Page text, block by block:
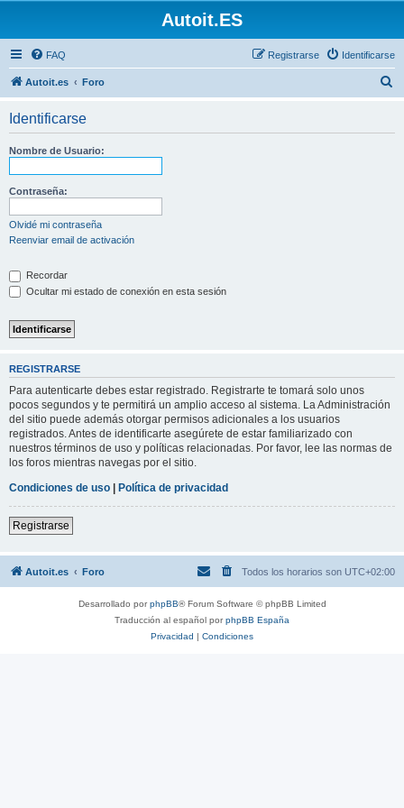
Autoit.ES
FAQ Identificarse
Registrarse
Autoit.es Foro
Identificarse
Nombre de Usuario:
Contraseña:
Olvidé mi contraseña
Reenviar email de activación
Recordar
Ocultar mi estado de conexión en esta sesión
REGISTRARSE
Para autenticarte debes estar registrado. Registrarte te tomará solo unos
pocos segundos y te permitirá un amplio acceso al sistema. La Administración
del sitio puede además otorgar permisos adicionales a los usuarios
registrados. Antes de identificarte asegúrete de estar familiarizado con
nuestros términos de uso y políticas relacionadas. Por favor, lee las normas de
los foros mientras navegas por el sitio.
Condiciones de uso | Política de privacidad
Registrarse
Autoit.es Foro Todos los horarios son UTC+02:00
Desarrollado porphpBB® Forum Software © phpBB Limited
Traducción al español porphpBB España
Privacidad | Condiciones